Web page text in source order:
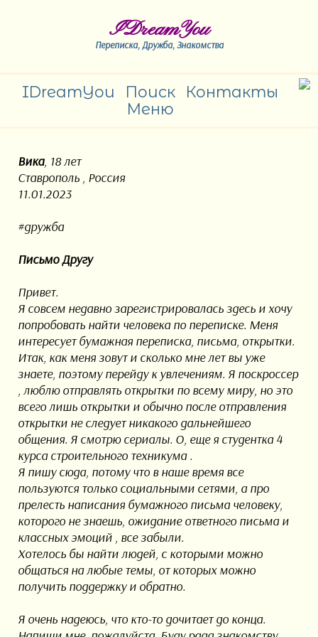
IDreamYou
Переписка, Дружба, Знакомства
IDreamYou Поиск
Контакты
Меню
Вика, 18 лет
Ставрополь , Россия
11.01.2023
#дружба
Письмо Другу
Привет.
Я совсем недавно зарегистрировалась здесь и хочу
попробовать найти человека по переписке. Меня
интересует бумажная переписка, письма, открытки.
Итак, как меня зовут и сколько мне лет вы уже
знаете, поэтому перейду к увлечениям. Я поскроссер
, люблю отправлять открытки по всему миру, но это
всего лишь открытки и обычно после отправления
открытки не следует никакого дальнейшего
общения. Я смотрю сериалы. О, еще я студентка 4
курса строительного техникума .
Я пишу сюда, потому что в наше время все
пользуются только социальными сетями, а про
прелесть написания бумажного письма человеку,
которого не знаешь, ожидание ответного письма и
классных эмоций , все забыли.
Хотелось бы найти людей, с которыми можно
общаться на любые темы, от которых можно
получить поддержку и обратно.
Я очень надеюсь, что кто-то дочитает до конца.